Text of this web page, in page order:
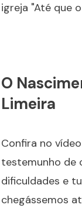
igreja "Até que
O
Limeira
Confira no
testemunho de
dificuldades e
chegássemos